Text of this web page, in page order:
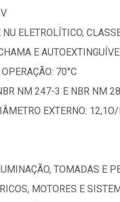
ELETROLÍTICO,
E
70°C
NM 247-3 E NBR NM
EXTERNO:
TOMADAS E
MOTORES E